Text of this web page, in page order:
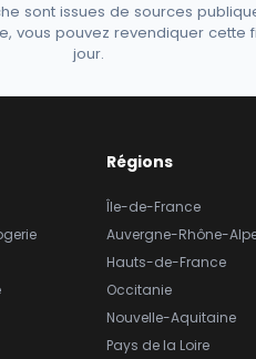
sont issues de sources
vous pouvez revendiquer cette
jour.
Régions
Île-de-France
Auvergne-Rhône-
Hauts-de-France
Occitanie
Nouvelle-Aquitaine
Pays de la Loire